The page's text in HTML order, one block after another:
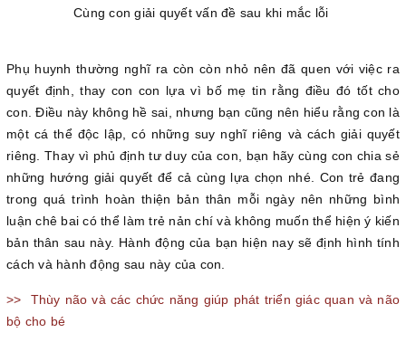
Cùng con giải quyết vấn đề sau khi mắc lỗi
Phụ huynh thường nghĩ ra còn còn nhỏ nên đã quen với việc ra
quyết định, thay con con lựa vì bố mẹ tin rằng điều đó tốt cho
con. Điều này không hề sai, nhưng bạn cũng nên hiểu rằng con là
một cá thể độc lập, có những suy nghĩ riêng và cách giải quyết
riêng. Thay vì phủ định tư duy của con, bạn hãy cùng con chia sẻ
những hướng giải quyết để cả cùng lựa chọn nhé. Con trẻ đang
trong quá trình hoàn thiện bản thân mỗi ngày nên những bình
luận chê bai có thể làm trẻ nản chí và không muốn thể hiện ý kiến
bản thân sau này. Hành động của bạn hiện nay sẽ định hình tính
cách và hành động sau này của con.
>>
Thùy não và các chức năng giúp phát triển giác quan và não
bộ cho bé